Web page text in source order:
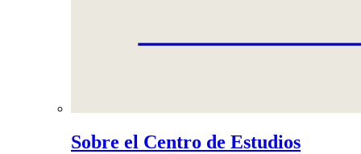
Sobre el Centro de Estudios